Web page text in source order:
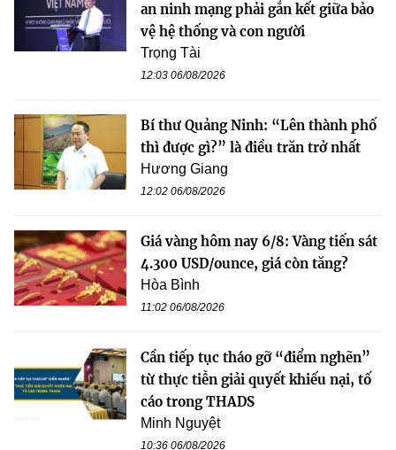
an ninh mạng phải gắn kết giữa bảo
vệ hệ thống và con người
Trọng Tài
12:03 06/08/2026
Bí thư Quảng Ninh: “Lên thành phố
thì được gì?” là điều trăn trở nhất
Hương Giang
12:02 06/08/2026
Giá vàng hôm nay 6/8: Vàng tiến sát
4.300 USD/ounce, giá còn tăng?
Hòa Bình
11:02 06/08/2026
Cần tiếp tục tháo gỡ “điểm nghẽn”
từ thực tiễn giải quyết khiếu nại, tố
cáo trong THADS
Minh Nguyệt
10:36 06/08/2026